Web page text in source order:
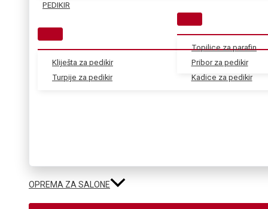
PEDIKIR
Kliješta za pedikir
Turpije za pedikir
Pribor za pedikir
Kadice za pedikir
Topilice za parafin
OPREMA ZA SALONE